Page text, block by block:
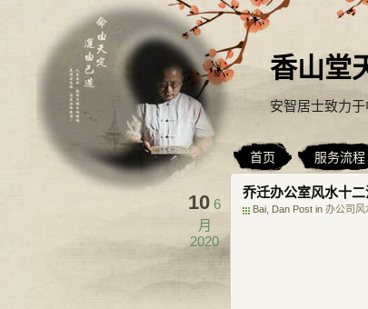
香山堂
安智居士致力于
首页 服务流程
乔迁办公室风水十
Bai, Dan Post in 办公司风
10 6
月
2020